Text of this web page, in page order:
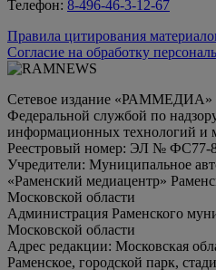
Телефон: 8-496-46-3-12-67
Правила цитирования
Согласие на обработку
Сетевое издание «РАММЕДИА»
Федеральной службой по
информационных технологий и
Реестровый номер: ЭЛ № ФС77-
Учредители: Муниципальное
«Раменский медиацентр»
Московской области
Администрация Раменского
Московской области
Адрес редакции: Московская
Раменское, городской парк,